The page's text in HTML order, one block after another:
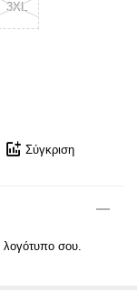
3XL
Σύγκριση
σου.